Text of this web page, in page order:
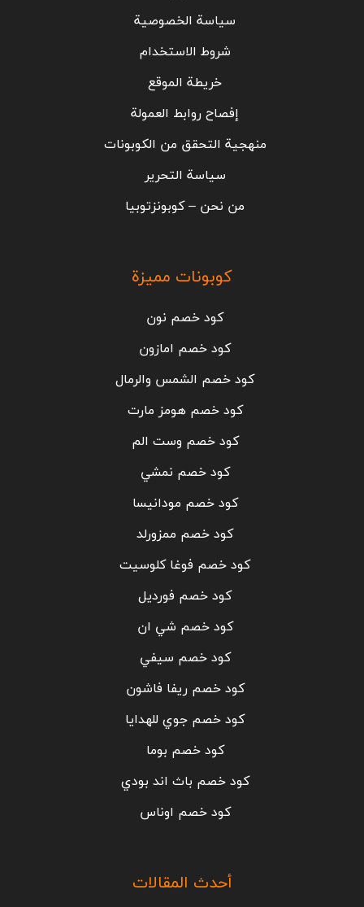
سياسة الخصوصية
شروط الاستخدام
خريطة الموقع
إفصاح روابط العمولة
منهجية التحقق من الكوبونات
سياسة التحرير
من نحن – كوبونزتوبيا
كوبونات مميزة
كود خصم نون
كود خصم امازون
كود خصم الشمس والرمال
كود خصم هومز مارت
كود خصم وست الم
كود خصم نمشي
كود خصم مودانيسا
كود خصم ممزورلد
كود خصم فوغا كلوسيت
كود خصم فورديل
كود خصم شي ان
كود خصم سيفي
كود خصم ريفا فاشون
كود خصم جوي للهدايا
كود خصم بوما
كود خصم باث اند بودي
كود خصم اوناس
أحدث المقالات